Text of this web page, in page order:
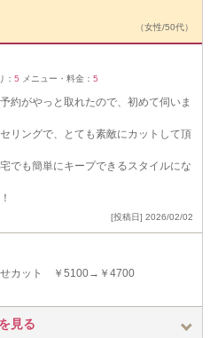
（女性/50代）
： 5 メニュー・料金： 5
約がやっと取れたので、初めて伺いま
リングで、とても素敵にカットして頂
でも簡単にキープできるスタイルにな
[投稿日] 2026/02/02
せカット ￥5100→￥4700
見る